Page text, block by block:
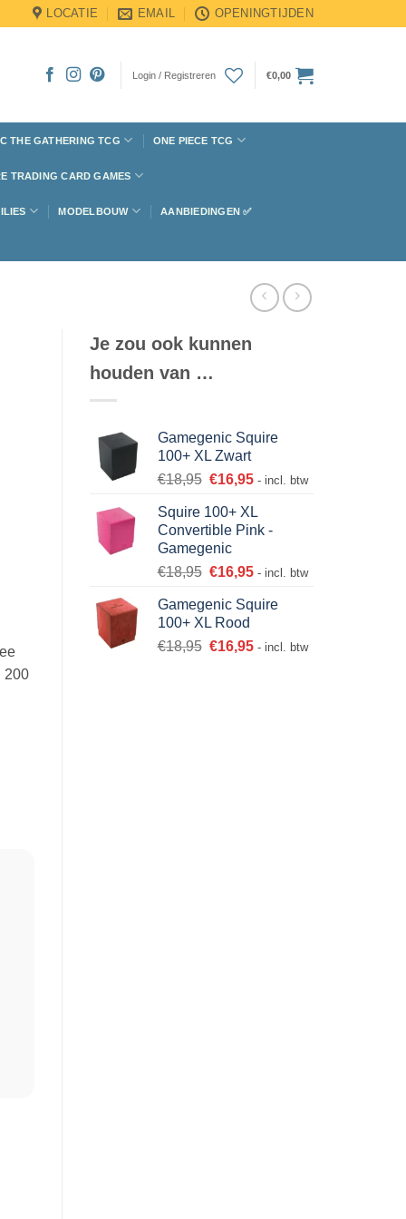
LOCATIE EMAIL OPENINGTIJDEN
Login / Registreren €0,00
THE GATHERING TCG ONE PIECE TCG
TRADING CARD GAMES
MODELBOUW AANBIEDINGEN ✅
200
Je zou ook kunnen
houden van …
Gamegenic Squire
100+ XL Zwart
€18,95 €16,95 - incl. btw
Squire 100+ XL
Convertible Pink -
Gamegenic
€18,95 €16,95 - incl. btw
Gamegenic Squire
100+ XL Rood
€18,95 €16,95 - incl. btw